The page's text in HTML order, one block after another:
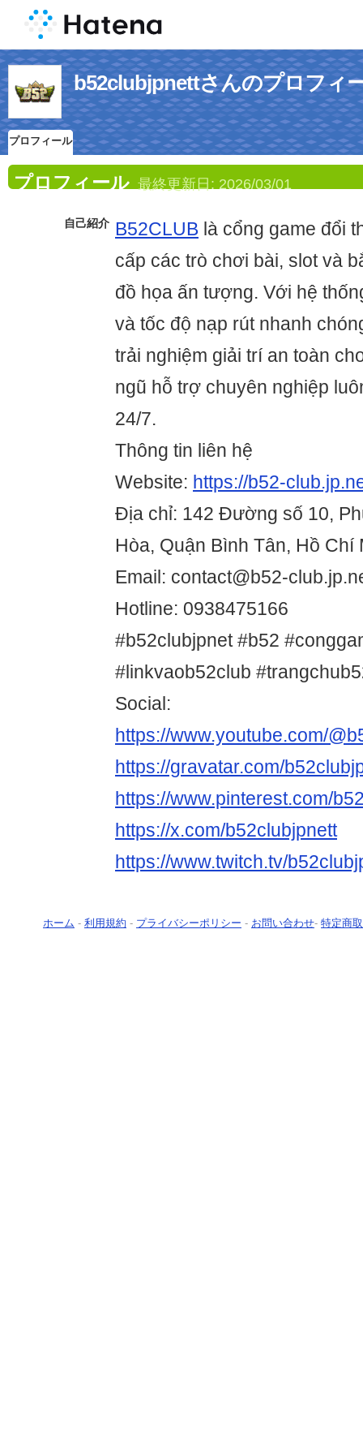
b52clubjpnettさんのプロフィ
プロフィール
プロフィール 最終更新日: 2026/03/01
自己紹介 B52CLUB là cổng game đổi
cấp các trò chơi bài, slot và
đồ họa ấn tượng. Với hệ
và tốc độ nạp rút nhanh
trải nghiệm giải trí an toàn
ngũ hỗ trợ chuyên nghiệp
24/7.
Thông tin liên hệ
Website: https://b52-
Địa chỉ: 142 Đường số 10,
Hòa, Quận Bình Tân, Hồ Chí
Email: contact@b52-
Hotline: 0938475166
#b52clubjpnet #b52
#linkvaob52club
Social:
https://www.youtube.com/
https://gravatar.com/
https://www.pinterest.com/
https://x.com/b52clubjpnett
https://www.twitch.tv/
ホーム - 利用規約 - プライバシーポリシー - お問い合わせ- 特定商